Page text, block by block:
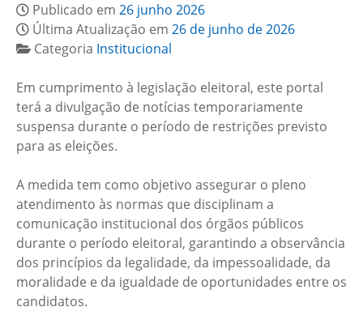
Publicado em 26 junho 2026
Última Atualização em 26 de junho de 2026
Categoria Institucional
Em cumprimento à legislação eleitoral, este portal
terá a divulgação de notícias temporariamente
suspensa durante o período de restrições previsto
para as eleições.
A medida tem como objetivo assegurar o pleno
atendimento às normas que disciplinam a
comunicação institucional dos órgãos públicos
durante o período eleitoral, garantindo a observância
dos princípios da legalidade, da impessoalidade, da
moralidade e da igualdade de oportunidades entre os
candidatos.